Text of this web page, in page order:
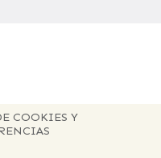
COOKIES Y